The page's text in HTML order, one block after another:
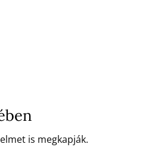
is megkapják.